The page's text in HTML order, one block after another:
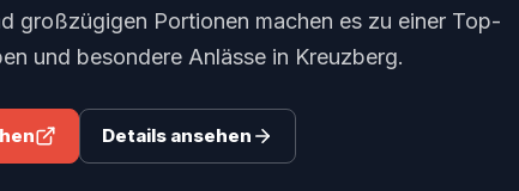
großzügigen Portionen machen es zu einer Top-
und besondere Anlässe in Kreuzberg.
Details ansehen